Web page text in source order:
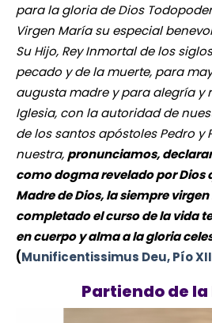
para la gloria de Dios
Virgen María su especial
Su Hijo, Rey Inmortal de los
pecado y de la muerte, para
augusta madre y para alegría y
Iglesia, con la autoridad de
de los santos apóstoles Pedro y
nuestra, pronunciamos,
como dogma revelado por Dios
Madre de Dios, la siempre
completado el curso de la vida
en cuerpo y alma a la gloria
(Munificentissimus Deu, Pío XII
Partiendo de